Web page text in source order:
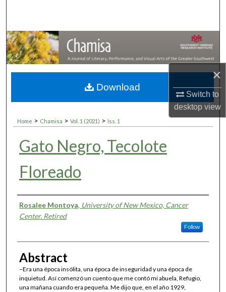
×
Switch to
desktopview
My Account
About
Home > Chamisa > Vol. 1 (2021) > Iss. 1
Gato Negro, Tecolote
Floreado
Authors
Rosalee Montoya, University of New Mexico, Cancer
Center. Retired
Follow
Abstract
–Era una época insólita, una época de inseguridad y una época de
inquietud. Así comenzó un cuento que me contó mi abuela, Refugio,
una mañana cuando era pequeña. Me dijo que, en el año 1929,
Download